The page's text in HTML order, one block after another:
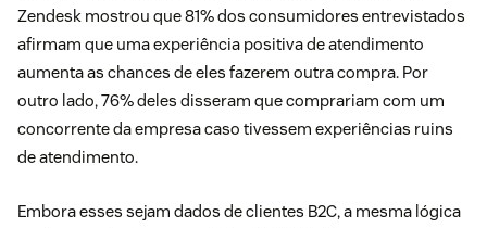
Zendesk mostrou que 81% dos consumidores entrevistados
afirmam que uma experiência positiva de atendimento
aumenta as chances de eles fazerem outra compra. Por
outro lado, 76% deles disseram que comprariam com um
concorrente da empresa caso tivessem experiências ruins
de atendimento.
Embora esses sejam dados de clientes B2C, a mesma lógica